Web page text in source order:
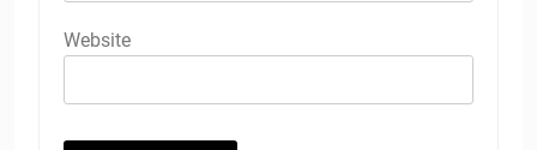
Website